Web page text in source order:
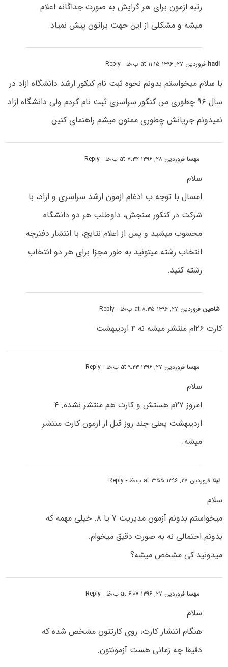
رتبه ازمون برای هر گرایش به صورت جداگانه اعلام
میشه و مشکلی از این جهت براتون پیش نمیاد.
hadiفروردین ۲۷, ۱۳۹۶ at ۱۱:۱۵ ب٫ظ - Reply
با سلام میخواستم بدونم نحوه ثبت نام کنکور ارشد دانشگاه ازاد در
سال ۹۶ چطوری من کنکور سراسری ثبت نام کردم ولی دانشگاه ازاد
نمیدونم جریانش چطوری ممنون میشم راهنمای کنین
مهسافروردین ۲۸, ۱۳۹۶ at ۷:۳۲ ب٫ظ - Reply
سلام
امسال با توجه ب ادغام ازمون ارشد سراسری و ازاد، با
شرکت در کنکور سنجش، داوطلب هر دو دانشگاه
محسوب میشید و پس از اعلام نتایج، با انتشار دفترچه
انتخاب رشته میتونید به طور مجزا برای هر دو انتخاب
رشته کنید.
شاهین فروردین ۲۷, ۱۳۹۶ at ۸:۳۵ ب٫ظ - Reply
کارت ۲۶ام منتشر میشه نه ۴ اردیبهشت
مهسافروردین ۲۷, ۱۳۹۶ at ۹:۲۳ ب٫ظ - Reply
سلام
امروز ۲۷م هستش و کارت هم منتشر نشده. ۴
اردیبهشت یعنی چند روز قبل از ازمون کارت منتشر
میشه.
لیلافروردین ۲۷, ۱۳۹۶ at ۳:۵۵ ب٫ظ - Reply
سلام
میخواستم بدونم آزمون مدیریت ۷ یا ۸. خیلی مهمه که
بدونم.احتمالی نه به صورت دقیق میخوام.
میدونید کی مشخص میشه؟
مهسافروردین ۲۷, ۱۳۹۶ at ۶:۰۷ ب٫ظ - Reply
سلام
هنگام انتشار کارت، روی کارتتون مشخص شده که
دقیقا چه زمانی هست آزمونتون.